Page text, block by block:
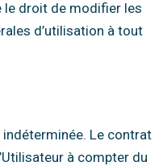
droit de modifier les
d’utilisation à tout
Le contrat
à compter du